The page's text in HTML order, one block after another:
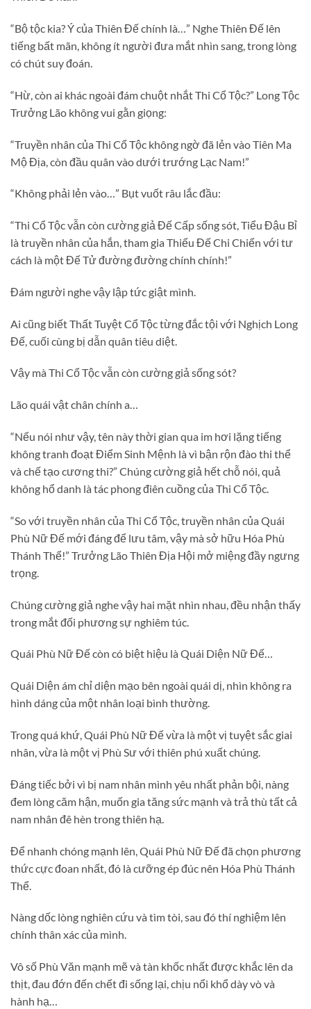
“Bộ tộc kia? Ý của Thiên Đế chính là…” Nghe Thiên Đế lên
tiếng bất mãn, không ít người đưa mắt nhìn sang, trong lòng
có chút suy đoán.
“Hừ, còn ai khác ngoài đám chuột nhắt Thi Cổ Tộc?” Long Tộc
Trưởng Lão không vui gằn giọng:
“Truyền nhân của Thi Cổ Tộc không ngờ đã lẻn vào Tiên Ma
Mộ Địa, còn đầu quân vào dưới trướng Lạc Nam!”
“Không phải lẻn vào…” Bụt vuốt râu lắc đầu:
“Thi Cổ Tộc vẫn còn cường giả Đế Cấp sống sót, Tiểu Đậu Bỉ
là truyền nhân của hắn, tham gia Thiếu Đế Chi Chiến với tư
cách là một Đế Tử đường đường chính chính!”
Đám người nghe vậy lập tức giật mình.
Ai cũng biết Thất Tuyệt Cổ Tộc từng đắc tội với Nghịch Long
Đế, cuối cùng bị dẫn quân tiêu diệt.
Vậy mà Thi Cổ Tộc vẫn còn cường giả sống sót?
Lão quái vật chân chính a…
“Nếu nói như vậy, tên này thời gian qua im hơi lặng tiếng
không tranh đoạt Điểm Sinh Mệnh là vì bận rộn đào thi thể
và chế tạo cương thi?” Chúng cường giả hết chỗ nói, quả
không hổ danh là tác phong điên cuồng của Thi Cổ Tộc.
“So với truyền nhân của Thi Cổ Tộc, truyền nhân của Quái
Phù Nữ Đế mới đáng để lưu tâm, vậy mà sở hữu Hóa Phù
Thánh Thể!” Trưởng Lão Thiên Địa Hội mở miệng đầy ngưng
trọng.
Chúng cường giả nghe vậy hai mặt nhìn nhau, đều nhận thấy
trong mắt đối phương sự nghiêm túc.
Quái Phù Nữ Đế còn có biệt hiệu là Quái Diện Nữ Đế…
Quái Diện ám chỉ diện mạo bên ngoài quái dị, nhìn không ra
hình dáng của một nhân loại bình thường.
Trong quá khứ, Quái Phù Nữ Đế vừa là một vị tuyệt sắc giai
nhân, vừa là một vị Phù Sư với thiên phú xuất chúng.
Đáng tiếc bởi vì bị nam nhân mình yêu nhất phản bội, nàng
đem lòng căm hận, muốn gia tăng sức mạnh và trả thù tất cả
nam nhân đê hèn trong thiên hạ.
Để nhanh chóng mạnh lên, Quái Phù Nữ Đế đã chọn phương
thức cực đoan nhất, đó là cưỡng ép đúc nên Hóa Phù Thánh
Thể.
Nàng dốc lòng nghiên cứu và tìm tòi, sau đó thí nghiệm lên
chính thân xác của mình.
Vô số Phù Văn mạnh mẽ và tàn khốc nhất được khắc lên da
thịt, đau đớn đến chết đi sống lại, chịu nổi khổ dày vò và
hành hạ…